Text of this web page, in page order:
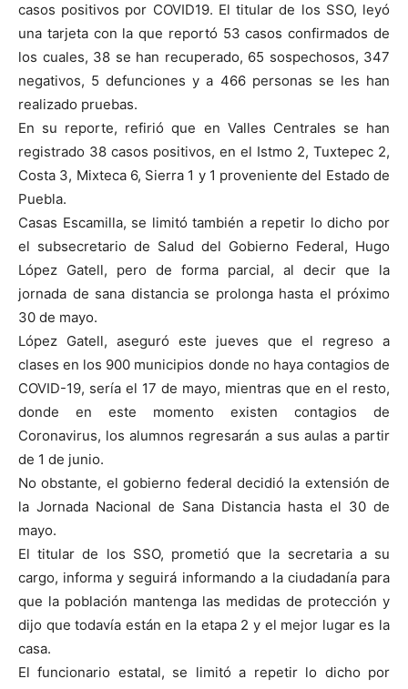
casos positivos por COVID19. El titular de los SSO, leyó
una tarjeta con la que reportó 53 casos confirmados de
los cuales, 38 se han recuperado, 65 sospechosos, 347
negativos, 5 defunciones y a 466 personas se les han
realizado pruebas.
En su reporte, refirió que en Valles Centrales se han
registrado 38 casos positivos, en el Istmo 2, Tuxtepec 2,
Costa 3, Mixteca 6, Sierra 1 y 1 proveniente del Estado de
Puebla.
Casas Escamilla, se limitó también a repetir lo dicho por
el subsecretario de Salud del Gobierno Federal, Hugo
López Gatell, pero de forma parcial, al decir que la
jornada de sana distancia se prolonga hasta el próximo
30 de mayo.
López Gatell, aseguró este jueves que el regreso a
clases en los 900 municipios donde no haya contagios de
COVID-19, sería el 17 de mayo, mientras que en el resto,
donde en este momento existen contagios de
Coronavirus, los alumnos regresarán a sus aulas a partir
de 1 de junio.
No obstante, el gobierno federal decidió la extensión de
la Jornada Nacional de Sana Distancia hasta el 30 de
mayo.
El titular de los SSO, prometió que la secretaria a su
cargo, informa y seguirá informando a la ciudadanía para
que la población mantenga las medidas de protección y
dijo que todavía están en la etapa 2 y el mejor lugar es la
casa.
El funcionario estatal, se limitó a repetir lo dicho por